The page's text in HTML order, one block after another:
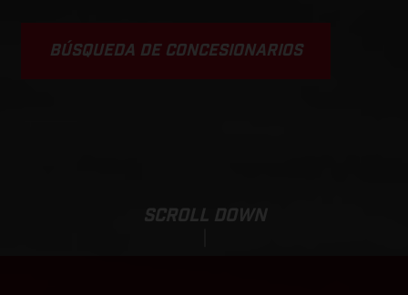
BÚSQUEDA DE CONCESIONARIOS
SCROLL DOWN